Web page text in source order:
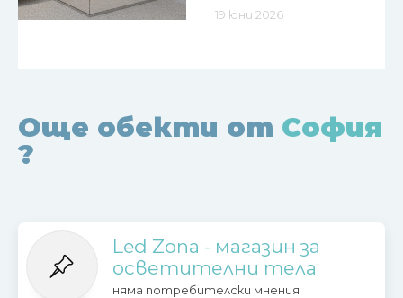
19 юни 2026
Още обекти от София
?
Led Zona - магазин за
осветителни тела
няма потребителски мнения